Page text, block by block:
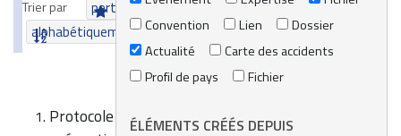
Convention
Lien
Dossier
Actualité
Carte des accidents
Profil de pays
Fichier
ÉLÉMENTS CRÉÉS DEPUIS
Trier par pertinence
date (le plus récent en premier)
alphabétiquement
Protocole relatif à la coopération en matière de